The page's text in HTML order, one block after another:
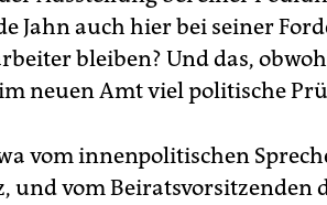
Jahn auch hier bei seiner
bleiben? Und das,
neuen Amt viel politische
vom innenpolitischen
und vom Beiratsvorsitzenden